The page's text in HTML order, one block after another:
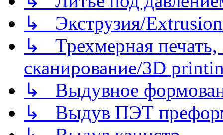
↳ Экструзия/Extrusion
↳ Трехмерная
сканирование/3D
↳ Выдувное
↳ Выдув ПЭТ